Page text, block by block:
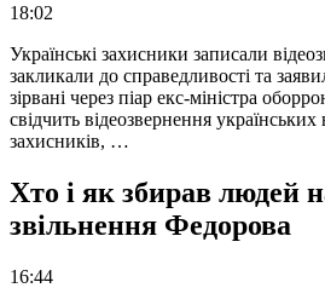
18:02
Українські захисники записали
закликали до справедливості та
зірвані через піар екс-міністра
свідчить відеозвернення
захисників, …
Хто і як збирав людей
звільнення Федорова
16:44